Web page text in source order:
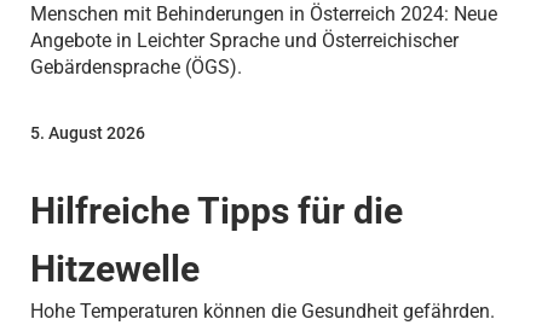
Menschen mit Behinderungen in Österreich 2024: Neue
Angebote in Leichter Sprache und Österreichischer
Gebärdensprache (ÖGS).
Hilfreiche Tipps für die
Hitzewelle
5. August 2026
Hohe Temperaturen können die Gesundheit gefährden.